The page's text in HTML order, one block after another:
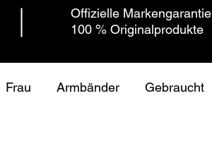
100 % Originalprodukte
Offizielle Markengarantie
Frau Armbänder Gebraucht